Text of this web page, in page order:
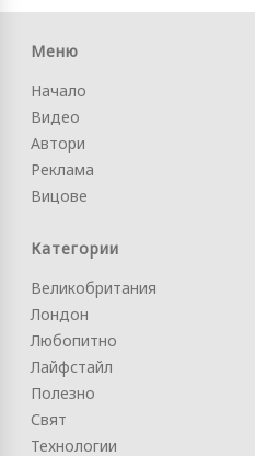
Меню
Начало
Видео
Автори
Реклама
Вицове
Категории
Великобритания
Лондон
Любопитно
Лайфстайл
Полезно
Свят
Технологии